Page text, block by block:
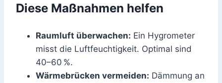
Diese Maßnahmen helfen
Raumluft überwachen: Ein Hygrometer
misst die Luftfeuchtigkeit. Optimal sind
40–60 %.
Wärmebrücken vermeiden: Dämmung an